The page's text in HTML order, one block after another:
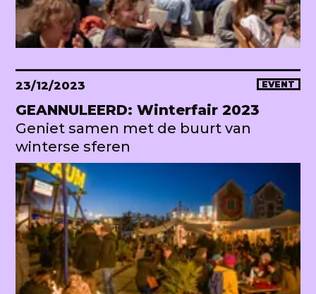
23/12/2023 EVENT
GEANNULEERD: Winterfair 2023
Geniet samen met de buurt van
winterse sferen